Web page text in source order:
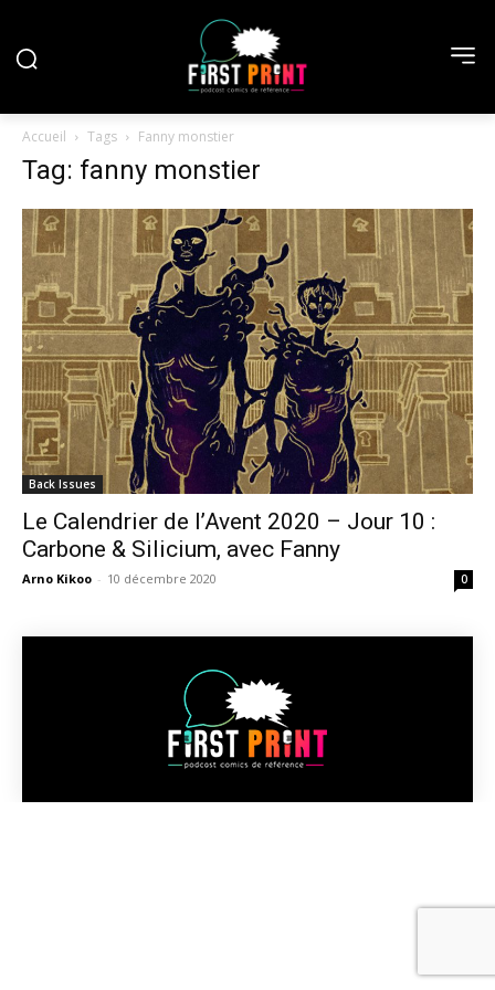
Accueil Tags Fanny monstier
Tag: fanny monstier
Back Issues
Le Calendrier de l’Avent 2020 – Jour 10 :
Carbone & Silicium, avec Fanny
Arno Kikoo - 10 décembre 2020 0